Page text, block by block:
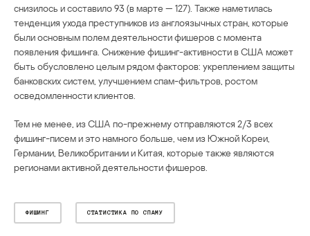
снизилось и составило 93 (в марте — 127). Также наметилась
тенденция ухода преступников из англоязычных стран, которые
были основным полем деятельности фишеров с момента
появления фишинга. Снижение фишинг-активности в США может
быть обусловлено целым рядом факторов: укреплением защиты
банковских систем, улучшением спам-фильтров, ростом
осведомленности клиентов.
Тем не менее, из США по-прежнему отправляются 2/3 всех
фишинг-писем и это намного больше, чем из Южной Кореи,
Германии, Великобритании и Китая, которые также являются
регионами активной деятельности фишеров.
ФИШИНГ СТАТИСТИКА ПО СПАМУ